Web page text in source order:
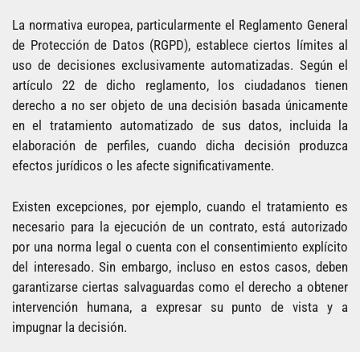
La normativa europea, particularmente el Reglamento General
de Protección de Datos (RGPD), establece ciertos límites al
uso de decisiones exclusivamente automatizadas. Según el
artículo 22 de dicho reglamento, los ciudadanos tienen
derecho a no ser objeto de una decisión basada únicamente
en el tratamiento automatizado de sus datos, incluida la
elaboración de perfiles, cuando dicha decisión produzca
efectos jurídicos o les afecte significativamente.
Existen excepciones, por ejemplo, cuando el tratamiento es
necesario para la ejecución de un contrato, está autorizado
por una norma legal o cuenta con el consentimiento explícito
del interesado. Sin embargo, incluso en estos casos, deben
garantizarse ciertas salvaguardas como el derecho a obtener
intervención humana, a expresar su punto de vista y a
impugnar la decisión.